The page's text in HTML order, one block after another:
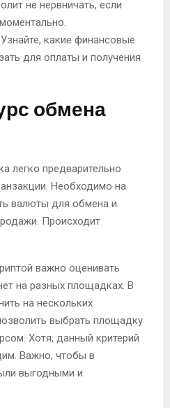
не нервничать, если
какие финансовые
для оплаты и получения
обмена
легко предварительно
Необходимо на
валюты для обмена и
Происходит
важно оценивать
на разных площадках. В
на нескольких
выбрать площадку
Хотя, данный критерий
Важно, чтобы в
выгодными и